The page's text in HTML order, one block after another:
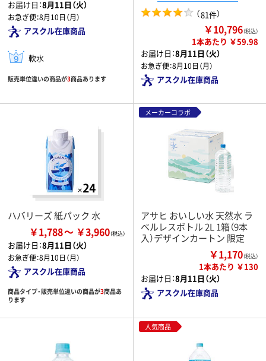
お届け日：8月11日（火）
お急ぎ便：8月10日（月）
アスクル在庫商品
軟水
販売単位違いの商品が3商品あります
（81件）
￥10,796（税込）
1本あたり ￥59.98
お届け日：8月11日（火）
お急ぎ便：8月10日（月）
アスクル在庫商品
ハバリーズ 紙パック 水
￥1,788 ￥3,960
お届け日：8月11日（火）
お急ぎ便：8月10日（月）
アスクル在庫商品
商品タイプ・販売単位違いの商品が3商品あ
ります
メーカーコラボ
アサヒ おいしい水 天然水 ラ
ベルレスボトル 2L 1箱（9本
入）デザインカートン 限定
￥1,170（税込）
1本あたり ￥130
お届け日：8月11日（火）
アスクル在庫商品
人気商品